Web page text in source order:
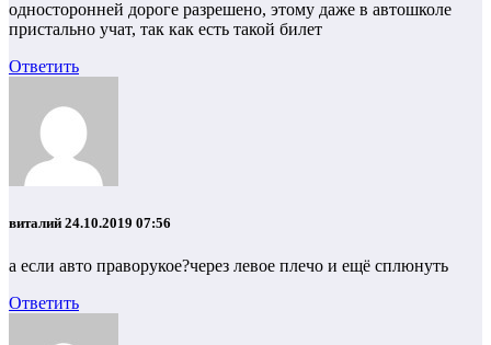
односторонней дороге разрешено, этому даже в автошколе
пристально учат, так как есть такой билет
Ответить
виталий 24.10.2019 07:56
а если авто праворукое?через левое плечо и ещё сплюнуть
Ответить